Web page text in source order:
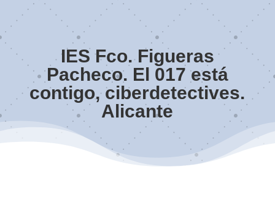
IES Fco. Figueras
Pacheco. El 017 está
contigo, ciberdetectives.
Alicante